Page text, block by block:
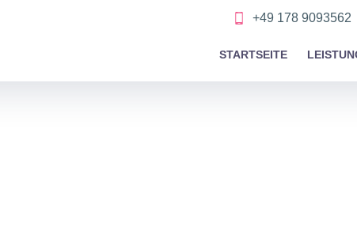
+49 178 9093562
STARTSEITE